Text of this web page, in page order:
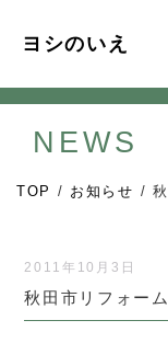
ヨシのいえ
NEWS
TOP / お知らせ /
2011年10月3日
秋田市リフォー